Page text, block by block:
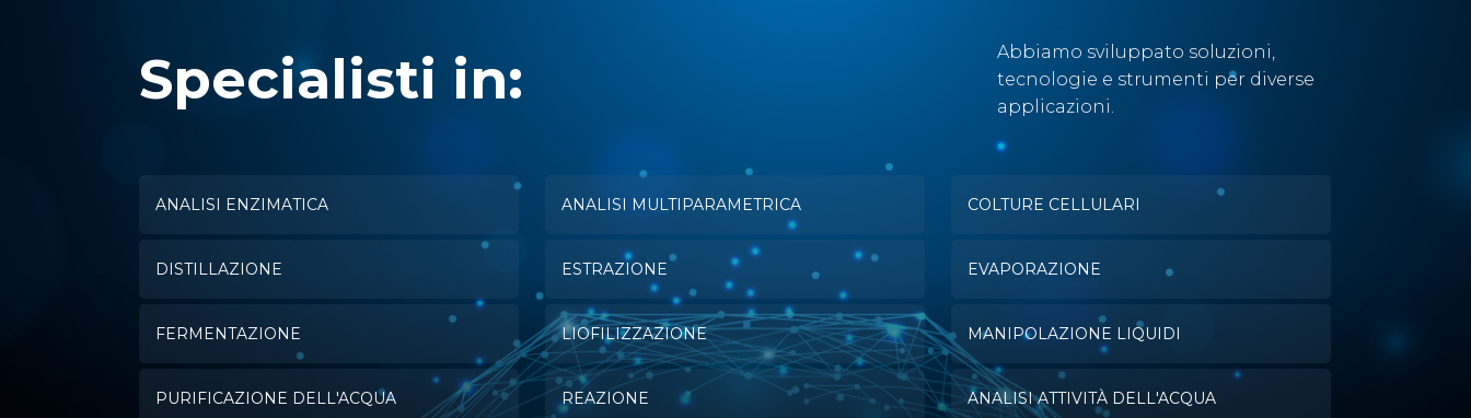
Specialisti in:
Abbiamo sviluppato soluzioni,
tecnologie e strumenti per diverse
applicazioni.
ANALISI ENZIMATICA ANALISI MULTIPARAMETRICA COLTURE CELLULARI
DISTILLAZIONE ESTRAZIONE EVAPORAZIONE
FERMENTAZIONE LIOFILIZZAZIONE MANIPOLAZIONE LIQUIDI
PURIFICAZIONE DELL'ACQUA REAZIONE ANALISI ATTIVITÀ DELL'ACQUA